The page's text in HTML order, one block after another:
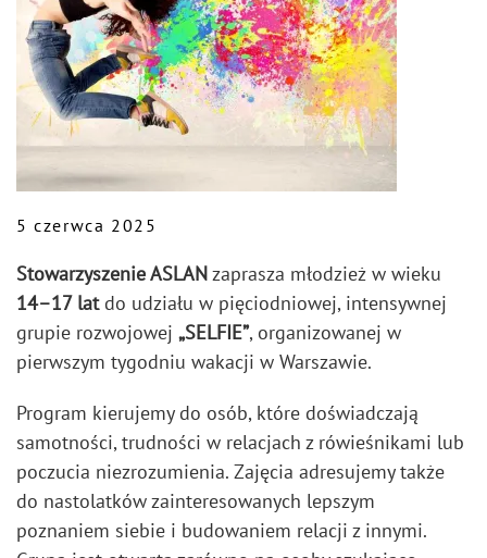
5 czerwca 2025
Stowarzyszenie ASLANzaprasza młodzież w wieku
14–17 latdo udziału w pięciodniowej, intensywnej
grupie rozwojowej „SELFIE”, organizowanej w
pierwszym tygodniu wakacji w Warszawie.
Program kierujemy do osób, które doświadczają
samotności, trudności w relacjach z rówieśnikami lub
poczucia niezrozumienia. Zajęcia adresujemy także
do nastolatków zainteresowanych lepszym
poznaniem siebie i budowaniem relacji z innymi.